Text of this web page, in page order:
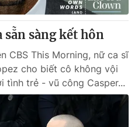
sẵn sàng kết hôn
CBS This Morning, nữ ca sĩ
cho biết cô không vội
tình trẻ - vũ công Casper...